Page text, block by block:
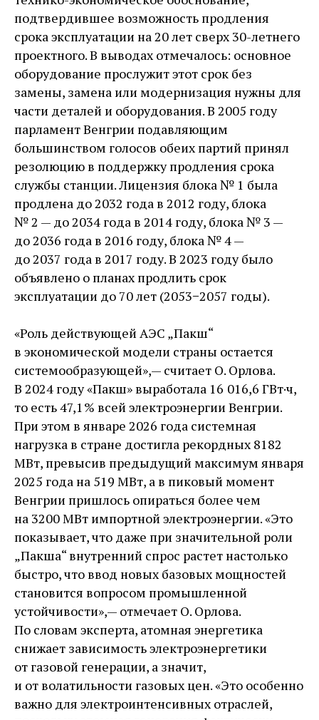
подтвердившее возможность продления
срока эксплуатации на 20 лет сверх 30-летнего
проектного. В выводах отмечалось: основное
оборудование прослужит этот срок без
замены, замена или модернизация нужны для
части деталей и оборудования. В 2005 году
парламент Венгрии подавляющим
большинством голосов обеих партий принял
резолюцию в поддержку продления срока
службы станции. Лицензия блока № 1 была
продлена до 2032 года в 2012 году, блока
№ 2 — ​до 2034 года в 2014 году, блока № 3 — ​
до 2036 года в 2016 году, блока № 4 — ​
до 2037 года в 2017 году. В 2023 году было
объявлено о планах продлить срок
эксплуатации до 70 лет (2053−2057 годы).
«Роль действующей АЭС „Пакш“
в экономической модели страны остается
системообразующей», — ​считает О. Орлова.
В 2024 году «Пакш» выработала 16 016,6 ГВт·ч,
то есть 47,1 % всей электроэнергии Венгрии.
При этом в январе 2026 года системная
нагрузка в стране достигла рекордных 8182
МВт, превысив предыдущий максимум января
2025 года на 519 МВт, а в пиковый момент
Венгрии пришлось опираться более чем
на 3200 МВт импортной электроэнергии. «Это
показывает, что даже при значительной роли
„Пакша“ внутренний спрос растет настолько
быстро, что ввод новых базовых мощностей
становится вопросом промышленной
устойчивости», — ​отмечает О. Орлова.
По словам эксперта, атомная энергетика
снижает зависимость электроэнергетики
от газовой генерации, а значит,
и от волатильности газовых цен. «Это особенно
важно для электроинтенсивных отраслей,